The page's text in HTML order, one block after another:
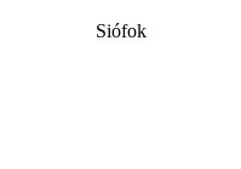
Siófok